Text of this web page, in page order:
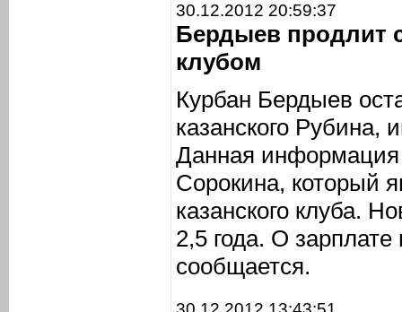
30.12.2012 20:59:37
Бердыев продлит
клубом
Курбан Бердыев
казанского
Данная информация
Сорокина, который
казанского клуба.
2,5 года. О
сообщается.